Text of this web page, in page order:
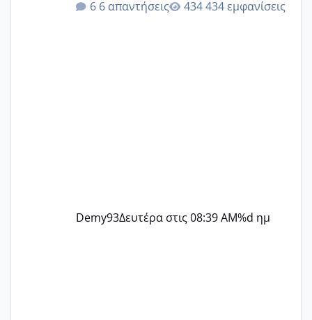
@Zenia z @melitiniღ @Christi.D.
6 απαντήσεις 434 εμφανίσεις
Demy93Δευτέρα στις 08:39 AM%d ημ